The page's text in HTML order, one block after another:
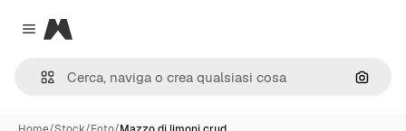
Close menu
Magnific
Cerca